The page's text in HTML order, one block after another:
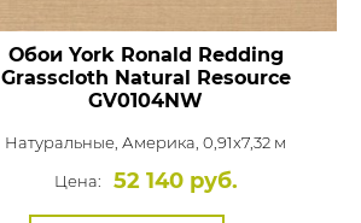
Обои York Ronald Redding
Grasscloth Natural Resource
GV0104NW
Натуральные, Америка, 0,91x7,32 м
Цена:
52 140 руб.